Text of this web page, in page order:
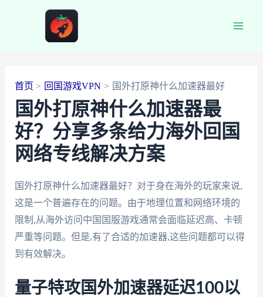
首页 回国游戏VPN 国外打原神什么加速器最好
国外打原神什么加速器最
好？分享多条给力海外回国
网络专线解决方案
国外打原神什么加速器最好？对于身在海外的玩家来说,
这是一个普遍存在的问题。由于地理位置和网络环境的
限制,从海外访问中国国服游戏通常会面临延迟高、卡顿
严重等问题。但是,有了合适的加速器,这些问题都可以得
到有效解决。
量子特攻国外加速器延迟100以